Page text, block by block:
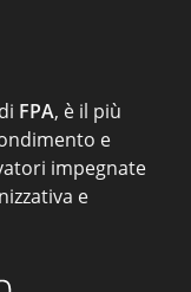
FPA, è il più
e
impegnate
e